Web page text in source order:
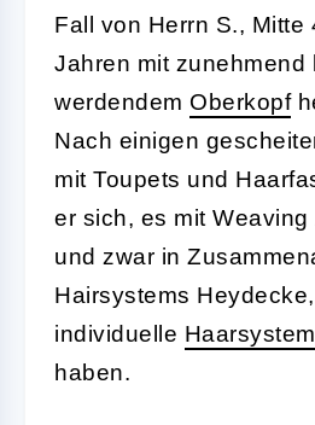
Fall von Herrn S., Mitte
Jahren mit zunehmend
werdendem Oberkopf
Nach einigen
mit Toupets und
er sich, es mit
und zwar in
Hairsystems
individuelle
haben.